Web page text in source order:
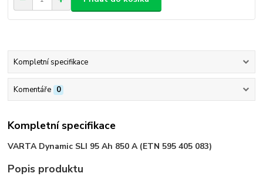
Kompletní specifikace
Komentáře 0
Kompletní specifikace
VARTA Dynamic SLI 95 Ah 850 A (ETN 595 405 083)
Popis produktu